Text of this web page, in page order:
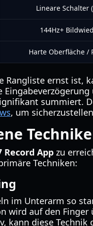
Lineare Schalter
144Hz+
Harte Oberfläche /
Rangliste ernst ist,
summiert.
, um
Record App zu
Techniken:
im Unterarm so
wird auf den
kann diese Technik